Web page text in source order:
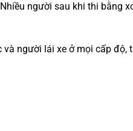
người sau khi thi bằng
người lái xe ở mọi cấp độ,